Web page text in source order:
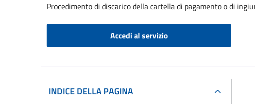
Procedimento di discarico della cartella di pagamento o di
Accedi al servizio
INDICE DELLA PAGINA